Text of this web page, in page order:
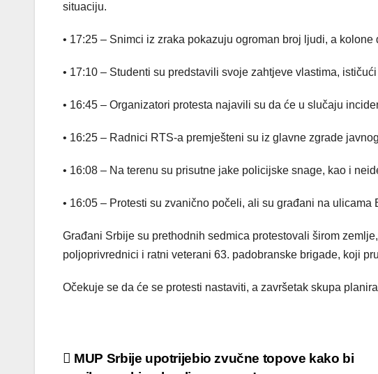
situaciju.
• 17:25 – Snimci iz zraka pokazuju ogroman broj ljudi, a
• 17:10 – Studenti su predstavili svoje zahtjeve vlastima,
• 16:45 – Organizatori protesta najavili su da će u slučaju
• 16:25 – Radnici RTS-a premješteni su iz glavne zgrade
• 16:08 – Na terenu su prisutne jake policijske snage, kao i
• 16:05 – Protesti su zvanično počeli, ali su građani na ulicama
Građani Srbije su prethodnih sedmica protestovali širom
poljoprivrednici i ratni veterani 63. padobranske brigade, koji
Očekuje se da će se protesti nastaviti, a završetak skupa
Post
MUP Srbije upotrijebio zvučne topove kako bi